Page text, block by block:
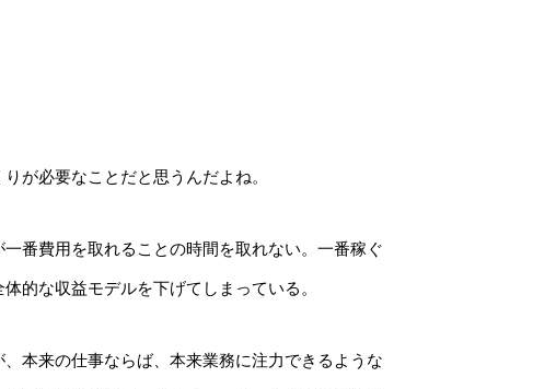
りが必要なことだと思うんだよね。
番費用を取れることの時間を取れない。一番稼ぐ
的な収益モデルを下げてしまっている。
本来の仕事ならば、本来業務に注力できるような